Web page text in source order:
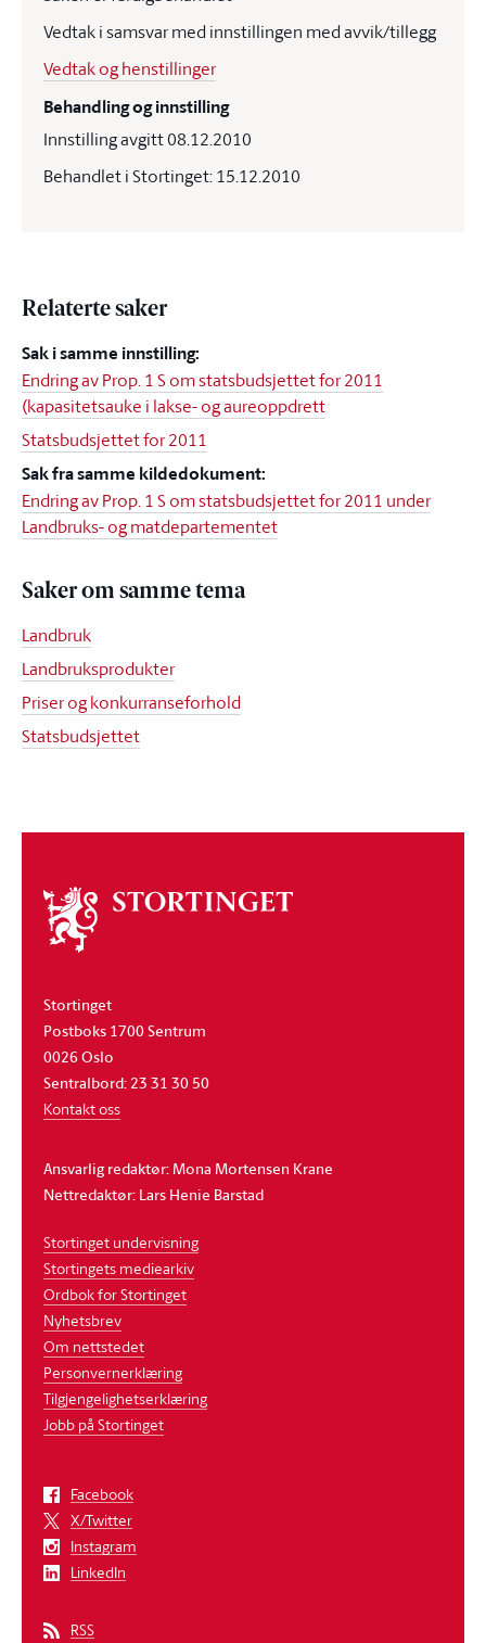
Vedtak i samsvar med innstillingen med avvik/tillegg
Vedtak og henstillinger
Behandling og innstilling
Innstilling avgitt 08.12.2010
Behandlet i Stortinget: 15.12.2010
Relaterte saker
Sak i samme innstilling:
Endring av Prop. 1 S om statsbudsjettet for 2011
(kapasitetsauke i lakse- og aureoppdrett
Statsbudsjettet for 2011
Sak fra samme kildedokument:
Endring av Prop. 1 S om statsbudsjettet for 2011 under
Landbruks- og matdepartementet
Saker om samme tema
Landbruk
Landbruksprodukter
Priser og konkurranseforhold
Statsbudsjettet
Om
stortinget
Stortinget
Postboks 1700 Sentrum
0026 Oslo
Sentralbord: 23 31 30 50
Kontakt oss
Ansvarlig redaktør: Mona Mortensen Krane
Nettredaktør: Lars Henie Barstad
Stortinget undervisning
Stortingets mediearkiv
Ordbok for Stortinget
Nyhetsbrev
Om nettstedet
Personvernerklæring
Tilgjengelighetserklæring
Jobb på Stortinget
Facebook
X/Twitter
Instagram
LinkedIn
RSS